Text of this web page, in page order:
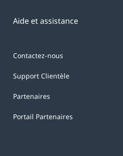
Aide et assistance
Contactez-nous
Support Clientèle
Partenaires
Portail Partenaires